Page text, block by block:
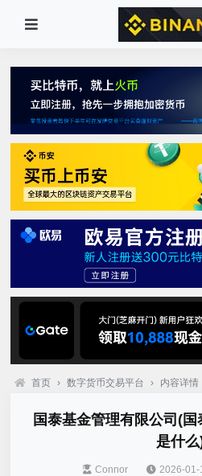
首页 › 数字货币交易平台 › 内容详情
国泰基金管理有限公司(
是什么
Connor 2026-01-